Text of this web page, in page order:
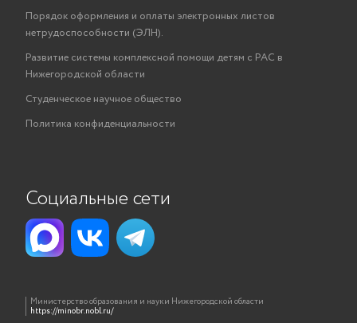
Порядок оформления и оплаты электронных листов
нетрудоспособности (ЭЛН).
Развитие системы комплексной помощи детям с РАС в
Нижегородской области
Студенческое научное общество
Политика конфиденциальности
Социальные сети
Министерство образования и науки Нижегородской области
https://minobr.nobl.ru/